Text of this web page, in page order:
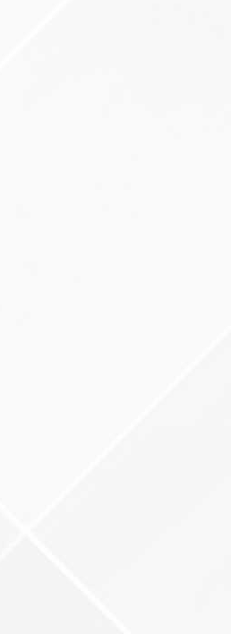
DE DERECHOS DE LAS MUJERES Y
VIOLENCIA BASADA EN GÉNERO Y LA
PARA LA PREVENCIÓN Y ATENCIÓN DE
DE IGUALDAD
REGLAMENTO
INMEDIATA (MAPI)
(MAPI)
DE BIENES Y SERVICIOS
BIENES
de Cuentas